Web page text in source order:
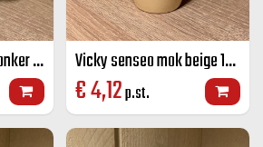
Vicky senseo mok donker blauw 19 CL Vicky senseo mok beige 19 CL
€4,12p.st.